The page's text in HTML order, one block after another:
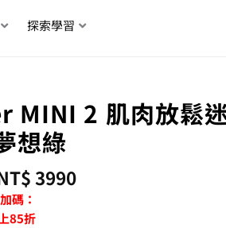
探索學習
MINI 2 肌肉放鬆
想綠
3990
碼：
85折